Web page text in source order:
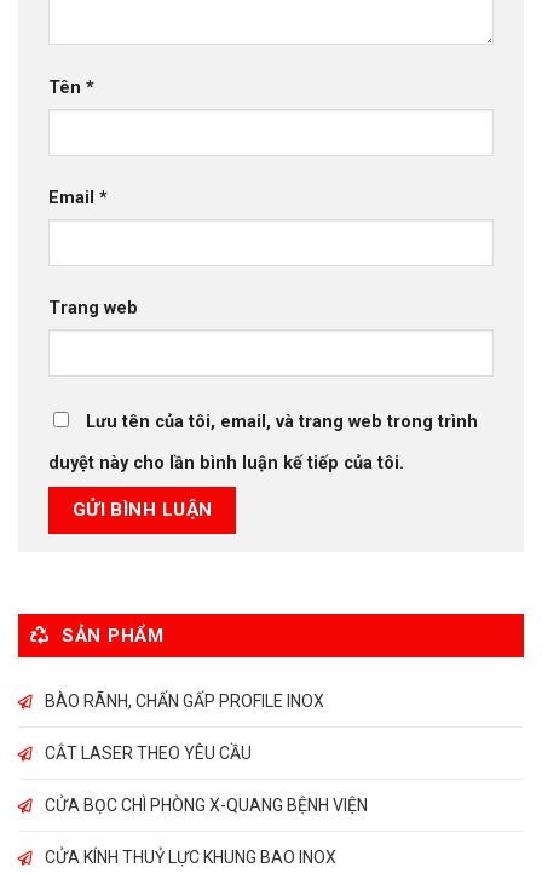
Tên *
Email *
Trang web
Lưu tên của tôi, email, và trang web trong trình
duyệt này cho lần bình luận kế tiếp của tôi.
SẢN PHẨM
BÀO RÃNH, CHẤN GẤP PROFILE INOX
CẮT LASER THEO YÊU CẦU
CỬA BỌC CHÌ PHÒNG X-QUANG BỆNH VIỆN
CỬA KÍNH THUỶ LỰC KHUNG BAO INOX